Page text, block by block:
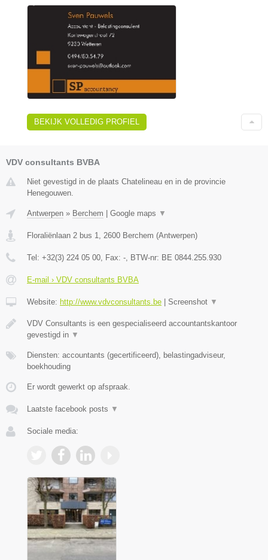
BEKIJK VOLLEDIG PROFIEL
VDV consultants BVBA
Niet gevestigd in de plaats Chatelineau en in de provincie
Henegouwen.
Antwerpen » Berchem | Google maps ▼
Floraliënlaan 2 bus 1 2600 Berchem (Antwerpen)
Tel: +32(3) 224 05 00 , Fax: - , BTW-nr: BE 0844.255.930
E-mail › VDV consultants BVBA
Website: http://www.vdvconsultants.be | Screenshot ▼
VDV Consultants is een gespecialiseerd accountantskantoor
gevestigd in ▼
Diensten: accountants (gecertificeerd), belastingadviseur,
boekhouding
Er wordt gewerkt op afspraak.
Laatste facebook posts ▼
Sociale media: